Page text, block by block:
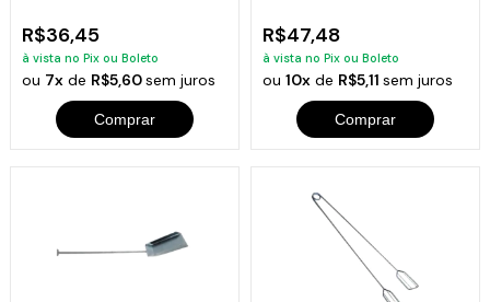
R$36,45
à vista no Pix ou Boleto
ou 7x de R$5,60sem juros
Comprar
R$47,48
à vista no Pix ou Boleto
ou 10xde R$5,11 sem juros
Comprar